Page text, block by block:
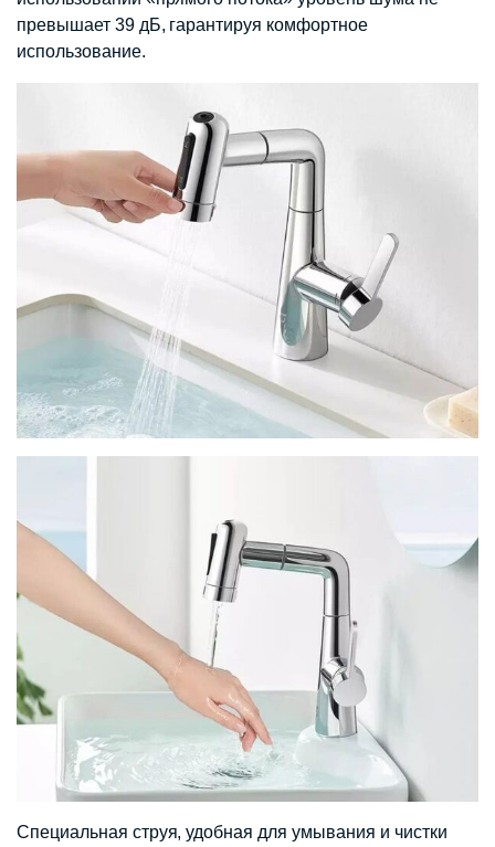
превышает 39 дБ, гарантируя комфортное
использование.
Специальная струя, удобная для умывания и чистки